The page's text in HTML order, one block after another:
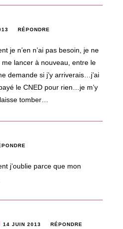
RÉPONDRE
je n’en n’ai pas besoin, je ne
lancer à nouveau, entre le
demande si j’y arriverais…j’ai
le CNED pour rien…je m’y
tomber…
j’oublie parce que mon
14 JUIN 2013 RÉPONDRE